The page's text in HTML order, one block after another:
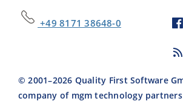
+49 8171 38648-0
© 2001–2026 Quality First Software
company of mgm technology partners